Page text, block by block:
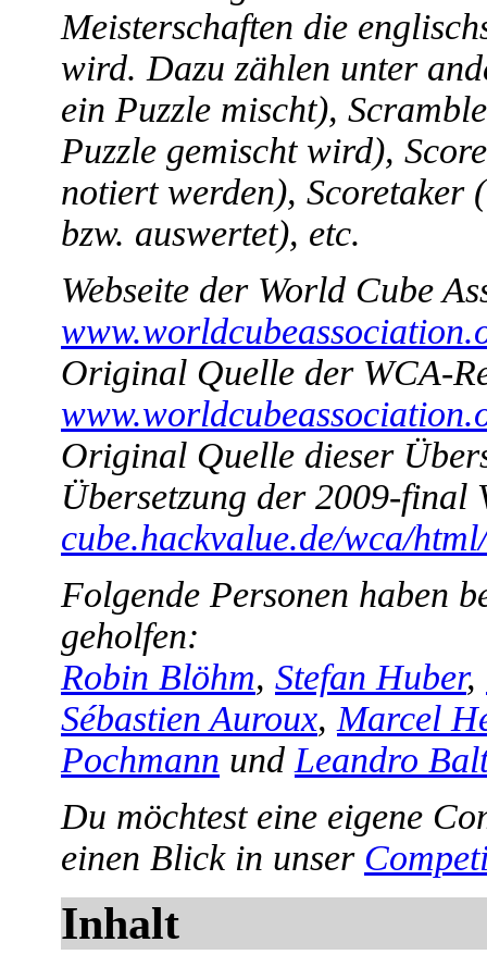
Meisterschaften die
wird. Dazu zählen unter
ein Puzzle mischt),
Puzzle gemischt wird),
notiert werden), Scoretaker
bzw. auswertet), etc.
Webseite der World Cube
Original Quelle der WCA-
Original Quelle dieser
Übersetzung der 2009-final
cube.hackvalue.de/wca/
Folgende Personen haben
geholfen:
Robin Blöhm, Stefan Huber,
Sébastien Auroux, Marcel
Pochmann und Leandro
Du möchtest eine eigene
einen Blick in unser
Inhalt